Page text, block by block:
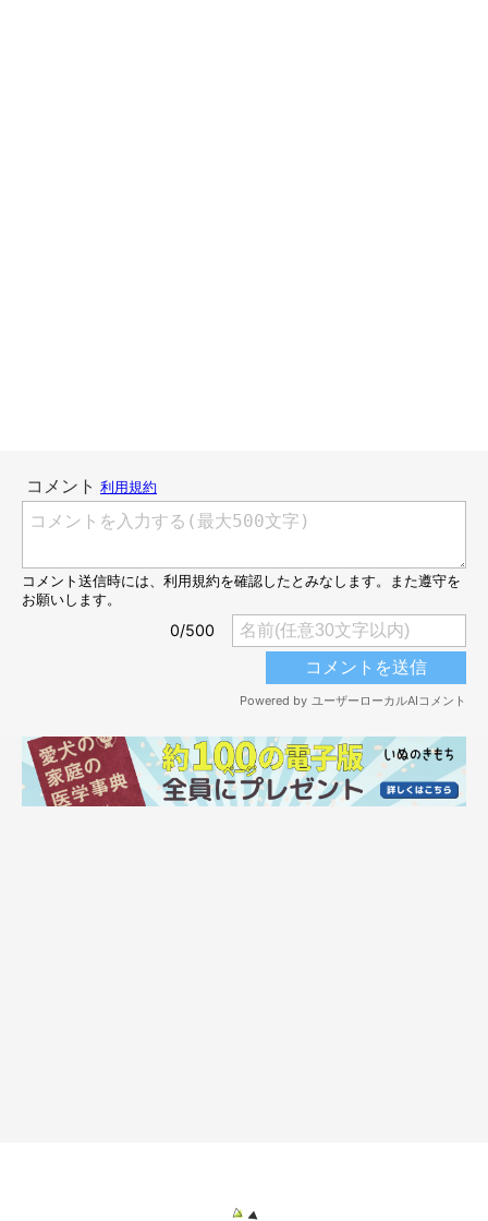
とりあえずそのへんを匂いつつサクサク歩き回るてんすけ。
よし、匂いを嗅いで経験値を上げてるなーと喜ぶ私。